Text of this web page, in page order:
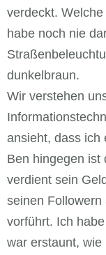
verdeckt.
habe noch nie
dunkelbraun.
Wir verstehen
ansieht, dass ich
Ben hingegen ist
verdient sein
seinen
vorführt. Ich
war erstaunt,